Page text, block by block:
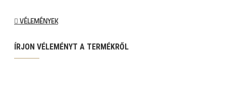
VÉLEMÉNYEK
ÍRJON VÉLEMÉNYT A TERMÉKRŐL